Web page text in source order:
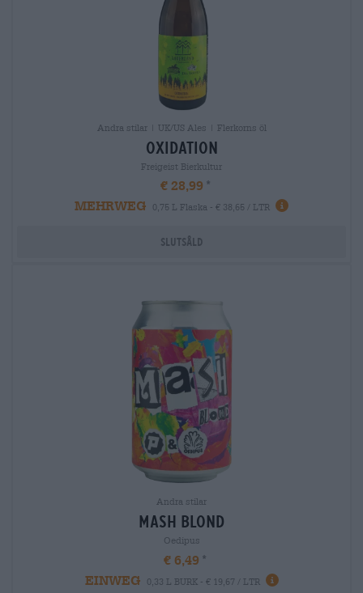
Andra stilar | UK/US Ales | Flerkorns öl
oxidation
Freigeist Bierkultur
€ 28,99
MEHRWEG
0,75 L Flaska - € 38,65 / LTR
Slutsåld
Andra stilar
mash blond
Oedipus
€ 6,49
EINWEG
0,33 L BURK - € 19,67 / LTR